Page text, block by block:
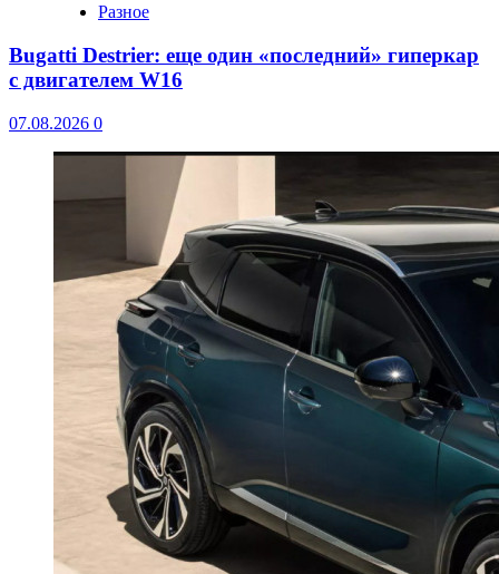
Разное
Bugatti Destrier: еще один «последний» гиперкар
с двигателем W16
07.08.2026 0